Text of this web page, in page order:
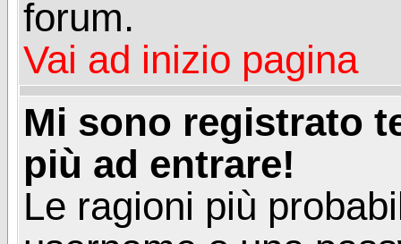
forum.
Vai ad inizio pagina
Mi sono registrato
più ad entrare!
Le ragioni più